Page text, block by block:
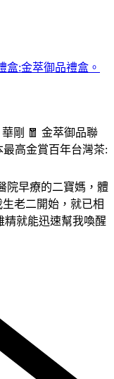
盒:金萃御品禮盒。
剛 🧧 金萃御品聯
高金賞百年台灣茶:
院早療的二寶媽，體
老二開始，就已相
精就能迅速幫我喚醒